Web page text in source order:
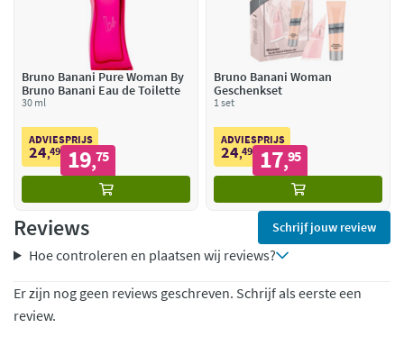
Bruno Banani Pure Woman By
Bruno Banani Eau de Toilette
30 ml
ADVIESPRIJS
24,49 19,75
Bruno Banani Woman
Geschenkset
1 set
ADVIESPRIJS
24,49 17,95
Reviews Schrijf jouw review
Hoe controleren en plaatsen wij reviews?
Er zijn nog geen reviews geschreven. Schrijf als eerste een
review.